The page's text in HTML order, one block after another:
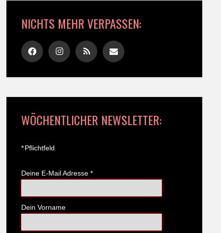
NICHTS MEHR VERPASSEN:
WÖCHENTLICHER NEWSLETTER:
*Pflichtfeld
Deine E-Mail Adresse *
Dein Vorname